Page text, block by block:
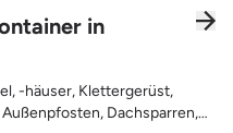
Holzkisten,
in
-häuser, Klettergerüst,
Dachsparren,